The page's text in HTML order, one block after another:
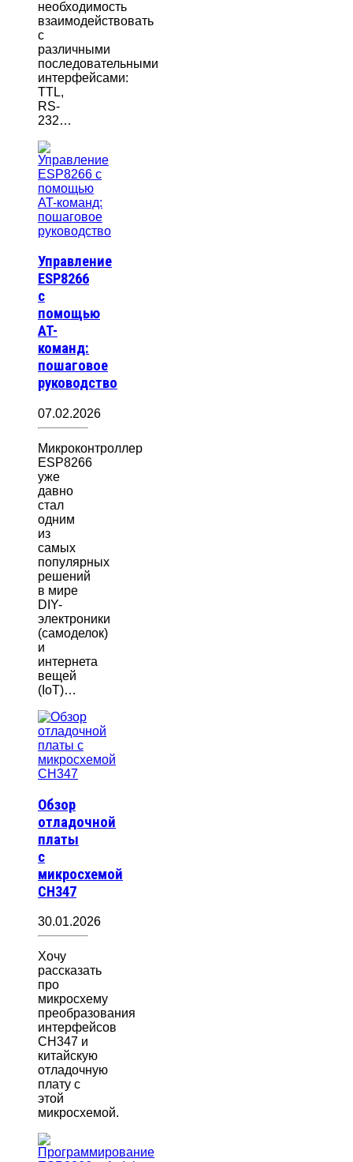
необходимость
взаимодействовать
с
различными
последовательными
интерфейсами:
TTL,
RS-
232…
Управление
ESP8266
с
помощью
AT-
команд:
пошаговое
руководство
07.02.2026
Микроконтроллер
ESP8266
уже
давно
стал
одним
из
самых
популярных
решений
в мире
DIY-
электроники
(самоделок)
и
интернета
вещей
(IoT)…
Обзор
отладочной
платы
с
микросхемой
CH347
30.01.2026
Хочу
рассказать
про
микросхему
преобразования
интерфейсов
CH347 и
китайскую
отладочную
плату с
этой
микросхемой.